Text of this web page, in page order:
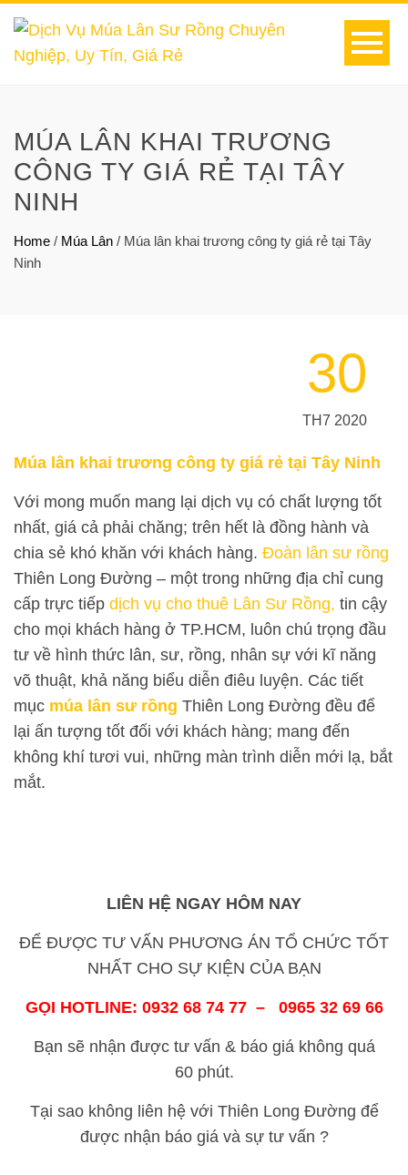
MÚA LÂN KHAI TRƯƠNG
CÔNG TY GIÁ RẺ TẠI TÂY
NINH
Home / Múa Lân / Múa lân khai trương công ty giá rẻ tại Tây
Ninh
30
TH7 2020
Múa lân khai trương công ty giá rẻ tại Tây Ninh
Với mong muốn mang lại dịch vụ có chất lượng tốt
nhất, giá cả phải chăng; trên hết là đồng hành và
chia sẻ khó khăn với khách hàng. Đoàn lân sư rồng
Thiên Long Đường – một trong những địa chỉ cung
cấp trực tiếp dịch vụ cho thuê Lân Sư Rồng, tin cậy
cho mọi khách hàng ở TP.HCM, luôn chú trọng đầu
tư về hình thức lân, sư, rồng, nhân sự với kĩ năng
võ thuật, khả năng biểu diễn điêu luyện. Các tiết
mục múa lân sư rồng Thiên Long Đường đều để
lại ấn tượng tốt đối với khách hàng; mang đến
không khí tươi vui, những màn trình diễn mới lạ, bắt
mắt.
LIÊN HỆ NGAY HÔM NAY
ĐỂ ĐƯỢC TƯ VẤN PHƯƠNG ÁN TỔ CHỨC TỐT
NHẤT CHO SỰ KIỆN CỦA BẠN
GỌI HOTLINE: 0932 68 74 77 – 0965 32 69 66
Bạn sẽ nhận được tư vấn & báo giá không quá
60 phút.
Tại sao không liên hệ với Thiên Long Đường để
được nhận báo giá và sự tư vấn ?